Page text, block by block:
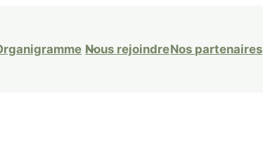
Nous rejoindreNos partenaires